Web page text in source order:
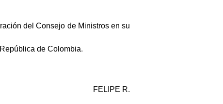
del Consejo de Ministros en su
de Colombia.
FELIPE R.